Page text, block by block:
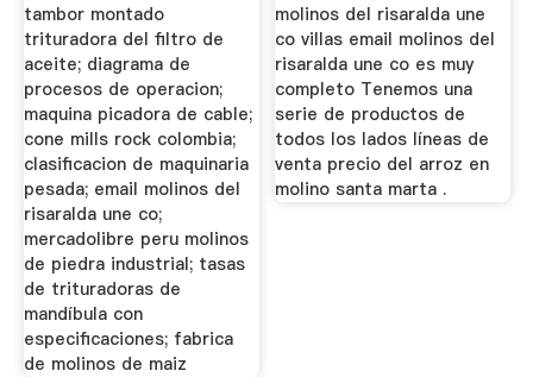
tambor montado
trituradora del filtro de
aceite; diagrama de
procesos de operacion;
maquina picadora de cable;
cone mills rock colombia;
clasificacion de maquinaria
pesada; email molinos del
risaralda une co;
mercadolibre peru molinos
de piedra industrial; tasas
de trituradoras de
mandíbula con
especificaciones; fabrica
de molinos de maiz
molinos del risaralda une
co villas email molinos del
risaralda une co es muy
completo Tenemos una
serie de productos de
todos los lados líneas de
venta precio del arroz en
molino santa marta .